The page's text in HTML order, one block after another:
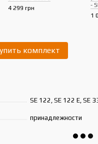
4 299 грн
-
1
комплект
SE 122, SE 122 E, SE
принадлежности